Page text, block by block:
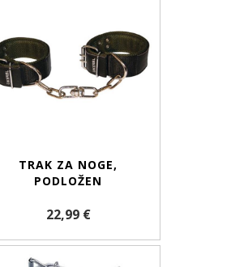
TRAK ZA NOGE,
PODLOŽEN
22,99 €